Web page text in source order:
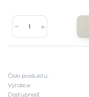
Číslo produktu:
Výrobca:
Dostupnosť: